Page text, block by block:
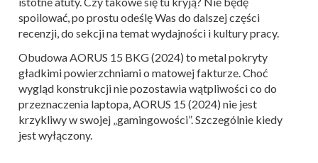
spoilować, po prostu odeślę Was do dalszej części
recenzji, do sekcji na temat wydajności i kultury pracy.
Obudowa AORUS 15 BKG (2024) to metal pokryty
gładkimi powierzchniami o matowej fakturze. Choć
wygląd konstrukcji nie pozostawia wątpliwości co do
przeznaczenia laptopa, AORUS 15 (2024) nie jest
krzykliwy w swojej „gamingowości”. Szczególnie kiedy
jest wyłączony.